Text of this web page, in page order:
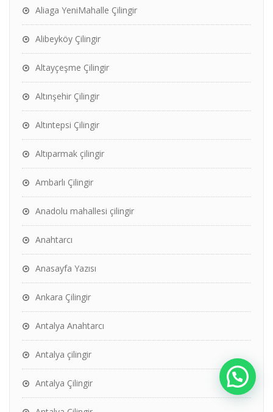
Aliaga YeniMahalle Çilingir
Alibeyköy Çilingir
Altayçeşme Çilingir
Altınşehir Çilingir
Altıntepsi Çilingir
Altıparmak çilingir
Ambarlı Çilingir
Anadolu mahallesi çilingir
Anahtarcı
Anasayfa Yazısı
Ankara Çilingir
Antalya Anahtarcı
Antalya çilingir
Antalya Çilingir